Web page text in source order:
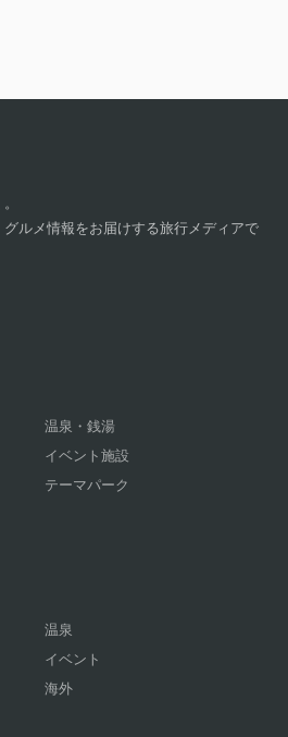
ルメ情報をお届けする旅行メディアで
温泉・銭湯
イベント施設
テーマパーク
温泉
イベント
海外